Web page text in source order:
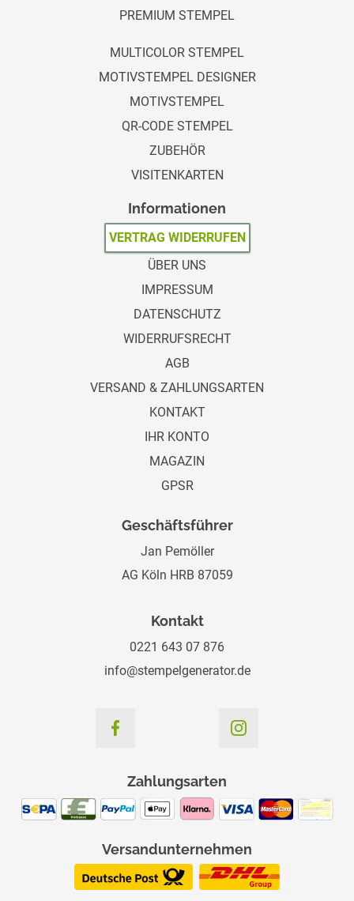
PREMIUM STEMPEL
MULTICOLOR STEMPEL
MOTIVSTEMPEL DESIGNER
MOTIVSTEMPEL
QR-CODE STEMPEL
ZUBEHÖR
VISITENKARTEN
Informationen
VERTRAG WIDERRUFEN
ÜBER UNS
IMPRESSUM
DATENSCHUTZ
WIDERRUFSRECHT
AGB
VERSAND & ZAHLUNGSARTEN
KONTAKT
IHR KONTO
MAGAZIN
GPSR
Geschäftsführer
Jan Pemöller
AG Köln HRB 87059
Kontakt
0221 643 07 876
info@stempelgenerator.de
Zahlungsarten
Versandunternehmen